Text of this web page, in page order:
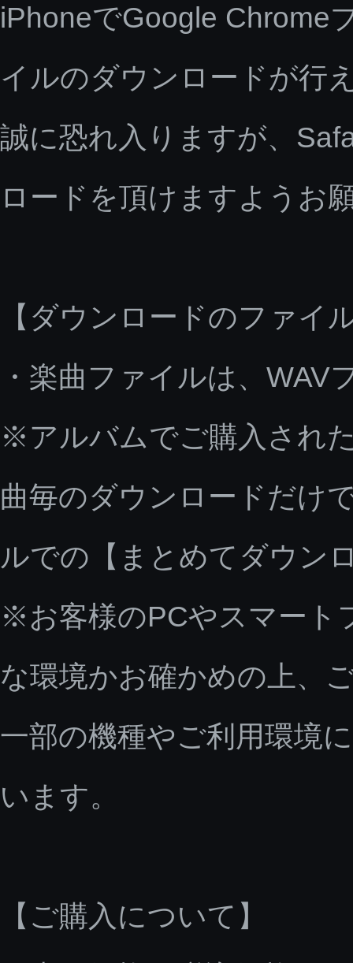
iPhoneでGoogle Chrome
イルのダウンロードが行
誠に恐れ入りますが、
ロードを頂けますようお
【ダウンロードのファイ
・楽曲ファイルは、
※アルバムでご購入され
曲毎のダウンロードだけ
ルでの【まとめてダウン
※お客様のPCやスマート
な環境かお確かめの上、
一部の機種やご利用環境
います。
【ご購入について】